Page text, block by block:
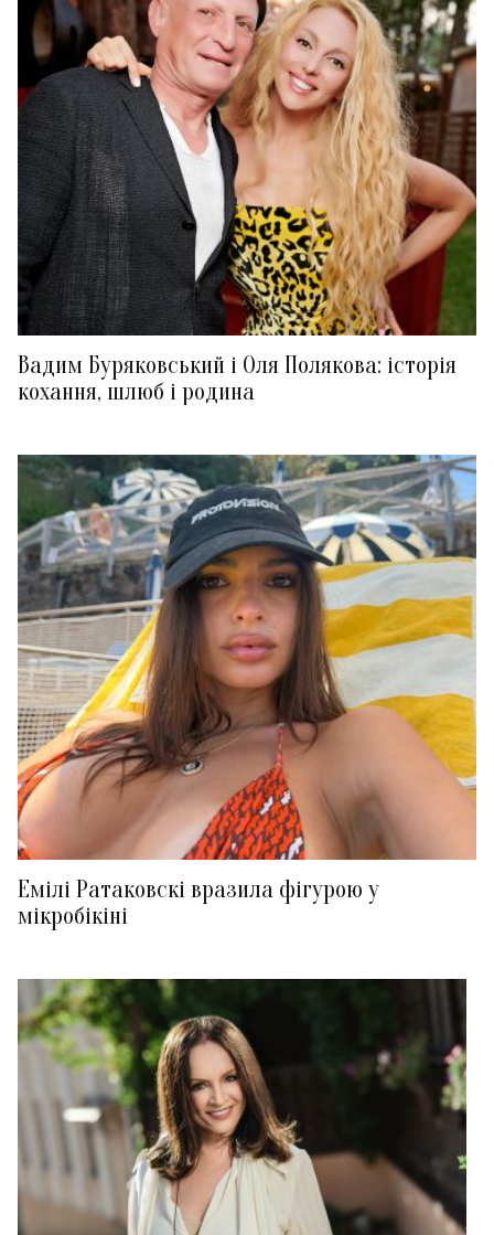
Вадим Буряковський і Оля Полякова: історія
кохання, шлюб і родина
Емілі Ратаковскі вразила фігурою у
мікробікіні